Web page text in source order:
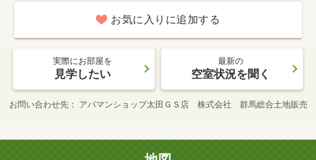
お気に入りに追加する
実際にお部屋を
見学したい
最新の
空室状況を聞く
お問い合わせ先 アパマンショップ太田ＧＳ店 株式会社 群馬総合土地販売